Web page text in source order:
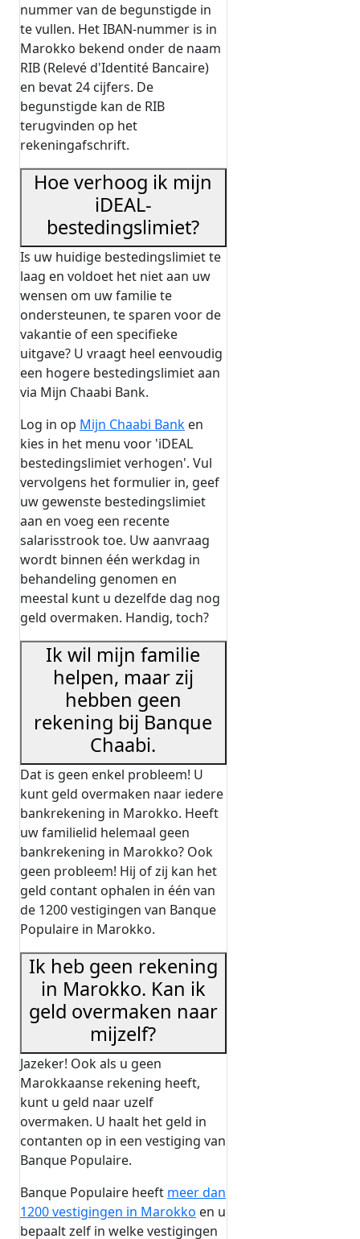
nummer van de begunstigde in
te vullen. Het IBAN-nummer is in
Marokko bekend onder de naam
RIB (Relevé d'Identité Bancaire)
en bevat 24 cijfers. De
begunstigde kan de RIB
terugvinden op het
rekeningafschrift.
Hoe verhoog ik mijn
iDEAL-
bestedingslimiet?
Is uw huidige bestedingslimiet te
laag en voldoet het niet aan uw
wensen om uw familie te
ondersteunen, te sparen voor de
vakantie of een specifieke
uitgave? U vraagt heel eenvoudig
een hogere bestedingslimiet aan
via Mijn Chaabi Bank.
Log in op Mijn Chaabi Bank en
kies in het menu voor 'iDEAL
bestedingslimiet verhogen'. Vul
vervolgens het formulier in, geef
uw gewenste bestedingslimiet
aan en voeg een recente
salarisstrook toe. Uw aanvraag
wordt binnen één werkdag in
behandeling genomen en
meestal kunt u dezelfde dag nog
geld overmaken. Handig, toch?
Ik wil mijn familie
helpen, maar zij
hebben geen
rekening bij Banque
Chaabi.
Dat is geen enkel probleem! U
kunt geld overmaken naar iedere
bankrekening in Marokko. Heeft
uw familielid helemaal geen
bankrekening in Marokko? Ook
geen probleem! Hij of zij kan het
geld contant ophalen in één van
de 1200 vestigingen van Banque
Populaire in Marokko.
Ik heb geen rekening
in Marokko. Kan ik
geld overmaken naar
mijzelf?
Jazeker! Ook als u geen
Marokkaanse rekening heeft,
kunt u geld naar uzelf
overmaken. U haalt het geld in
contanten op in een vestiging van
Banque Populaire.
Banque Populaire heeft meer dan
1200 vestigingen in Marokko en u
bepaalt zelf in welke vestigingen